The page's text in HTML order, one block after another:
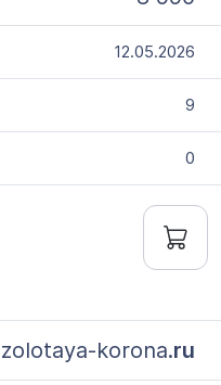
12.05.2026
9
0
zolotaya-korona.ru